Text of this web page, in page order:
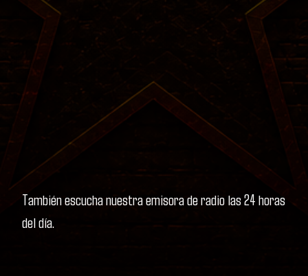
También escucha nuestra emisora de radio las 24 horas
del día.